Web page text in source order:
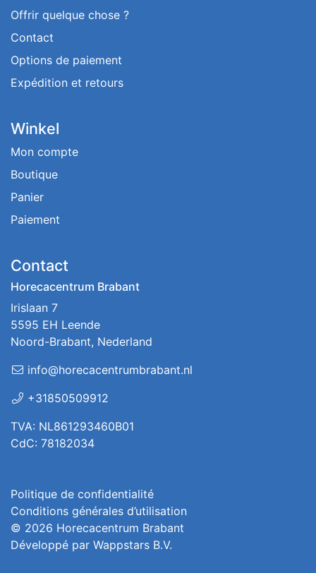
Offrir quelque chose ?
Contact
Options de paiement
Expédition et retours
Winkel
Mon compte
Boutique
Panier
Paiement
Contact
Horecacentrum Brabant
Irislaan 7
5595 EH Leende
Noord-Brabant, Nederland
info@horecacentrumbrabant.nl
+31850509912
TVA: NL861293460B01
CdC: 78182034
Politique de confidentialité
Conditions générales d’utilisation
© 2026 Horecacentrum Brabant
Développé par Wappstars B.V.